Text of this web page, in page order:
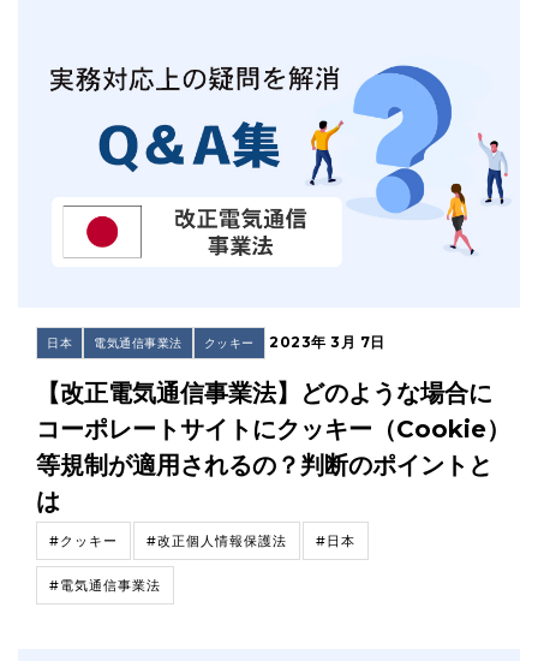
日本 電気通信事業法 クッキー 2023年 3月 7日
【改正電気通信事業法】どのような場合に
コーポレートサイトにクッキー（Cookie）
等規制が適用されるの？判断のポイントと
は
#クッキー #改正個人情報保護法 #日本
#電気通信事業法